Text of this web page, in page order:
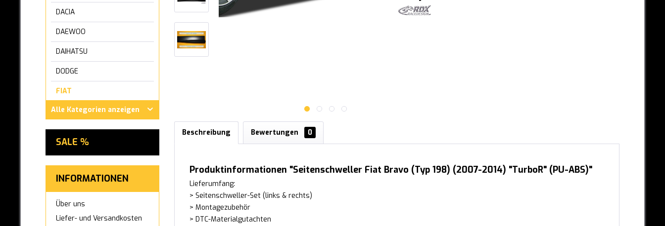
DACIA
DAEWOO
DAIHATSU
DODGE
FIAT
500
Brava
Bravo (182)
Punto 1 (176) (1993-1999)
Punto 2 (188) (bis
Punto 2 (188) (Facelift)
Punto (199)
Alle Kategorien anzeigen
SALE %
INFORMATIONEN
Über uns
Liefer- und Versandkosten
Beschreibung Bewertungen 0
Produktinformationen "Seitenschweller Fiat Bravo (Typ 198) (2007-2014) "TurboR" (PU-ABS)"
Lieferumfang:
> Seitenschweller-Set (links & rechts)
> Montagezubehör
> DTC-Materialgutachten